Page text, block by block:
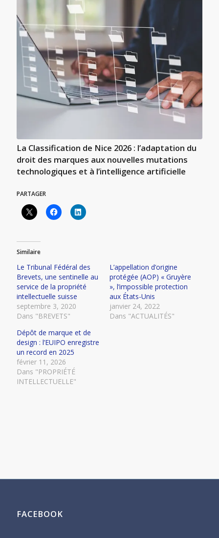
La Classification de Nice 2026 : l’adaptation du
droit des marques aux nouvelles mutations
technologiques et à l’intelligence artificielle
PARTAGER
Similaire
Le Tribunal Fédéral des
Brevets, une sentinelle au
service de la propriété
intellectuelle suisse
septembre 3, 2020
Dans "BREVETS"
L’appellation d’origine
protégée (AOP) « Gruyère
», l’impossible protection
aux États-Unis
janvier 24, 2022
Dans "ACTUALITÉS"
Dépôt de marque et de
design : l’EUIPO enregistre
un record en 2025
février 11, 2026
Dans "PROPRIÉTÉ
INTELLECTUELLE"
FACEBOOK